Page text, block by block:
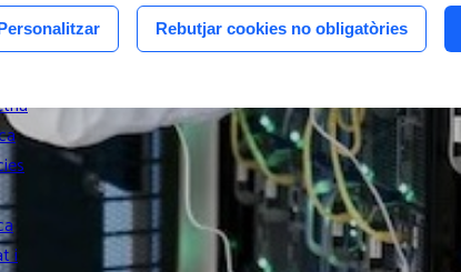
i
Rebutjar cookies no obligatòries